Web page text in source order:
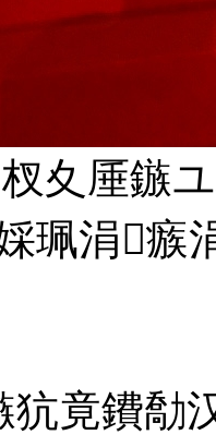
夊厜鏃
珮涓瘯
犺竟鐨勪